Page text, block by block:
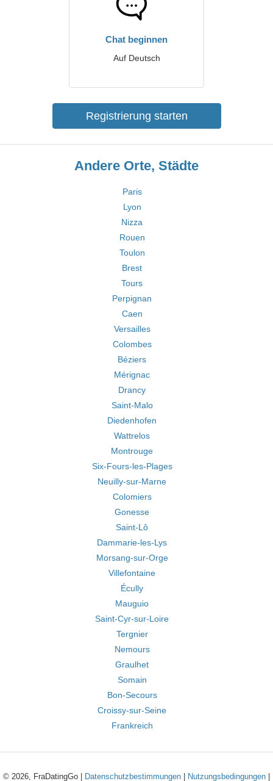
Chat beginnen
Auf Deutsch
Registrierung starten
Andere Orte, Städte
Paris
Lyon
Nizza
Rouen
Toulon
Brest
Tours
Perpignan
Caen
Versailles
Colombes
Béziers
Mérignac
Drancy
Saint-Malo
Diedenhofen
Wattrelos
Montrouge
Six-Fours-les-Plages
Neuilly-sur-Marne
Colomiers
Gonesse
Saint-Lô
Dammarie-les-Lys
Morsang-sur-Orge
Villefontaine
Écully
Mauguio
Saint-Cyr-sur-Loire
Tergnier
Nemours
Graulhet
Somain
Bon-Secours
Croissy-sur-Seine
Frankreich
© 2026, FraDatingGo | Datenschutzbestimmungen Nutzungsbedingungen